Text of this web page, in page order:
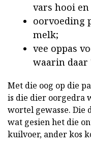
vars hooi
oorvoeding
melk;
vee oppas
waarin daar
Met die oog op die
is die dier oorgedra
wortel gewasse. Die
wat gesien het die
kuilvoer, ander kos